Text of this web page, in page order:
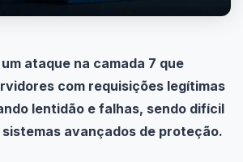
ataque na camada 7 que
com requisições legítimas
lentidão e falhas, sendo difícil
avançados de proteção.